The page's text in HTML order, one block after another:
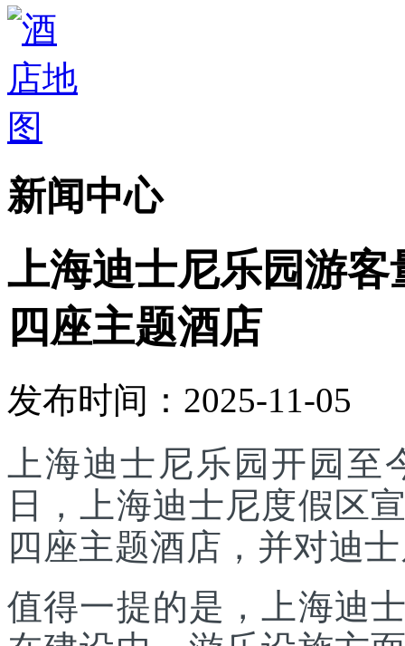
新闻中心
上海迪士尼乐园游
四座主题酒店
发布时间：2025-11-05
上海迪士尼乐园开园
日，上海迪士尼度假区
四座主题酒店，并对迪
值得一提的是，上海迪